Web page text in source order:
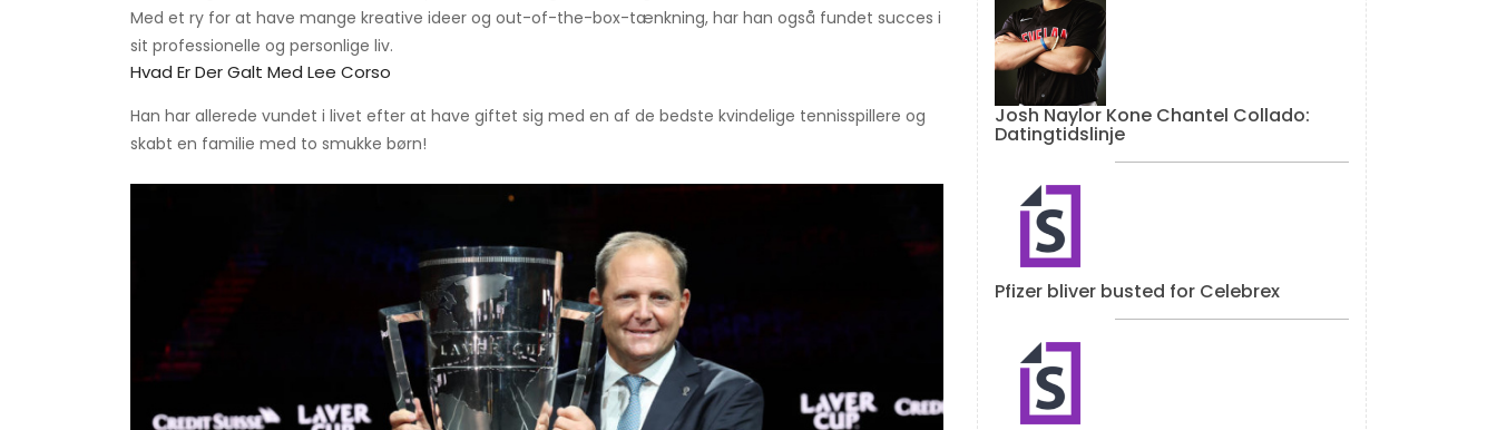
Med et ry for at have mange kreative ideer og out-of-the-box-tænkning, har han også fundet succes i
sit professionelle og personlige liv.
Hvad Er Der Galt Med Lee Corso
Han har allerede vundet i livet efter at have giftet sig med en af ​​de bedste kvindelige tennisspillere og
skabt en familie med to smukke børn!
Josh Naylor Kone Chantel Collado:
Datingtidslinje
Pfizer bliver busted for Celebrex